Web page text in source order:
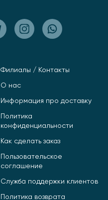
Филиалы / Контакты
О нас
Информация про доставку
Политика
конфиденциальности
Как сделать заказ
Пользовательское
соглашение
Служба поддержки клиентов
Политика возврата